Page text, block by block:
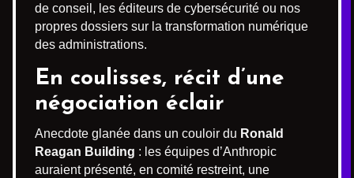
de conseil, les éditeurs de cybersécurité ou nos
propres dossiers sur la transformation numérique
des administrations.
En coulisses, récit d’une
négociation éclair
Anecdote glanée dans un couloir du Ronald
Reagan Building : les équipes d’Anthropic
auraient présenté, en comité restreint, une